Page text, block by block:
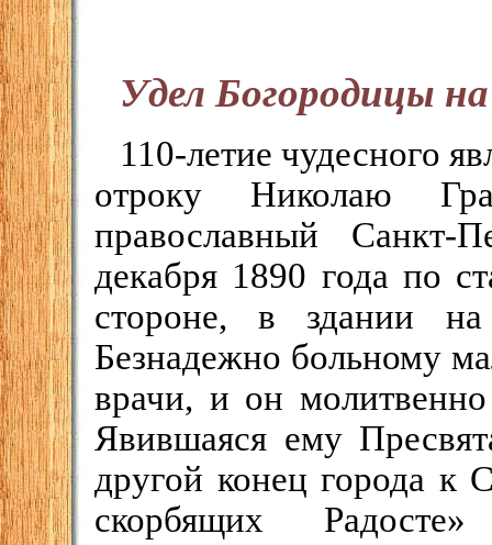
Удел Богородицы
110-летие чудесного
отроку Николаю
православный Санкт-
декабря 1890 года по
стороне, в здании
Безнадежно больному
врачи, и он
Явившаяся ему
другой конец города к
скорбящих